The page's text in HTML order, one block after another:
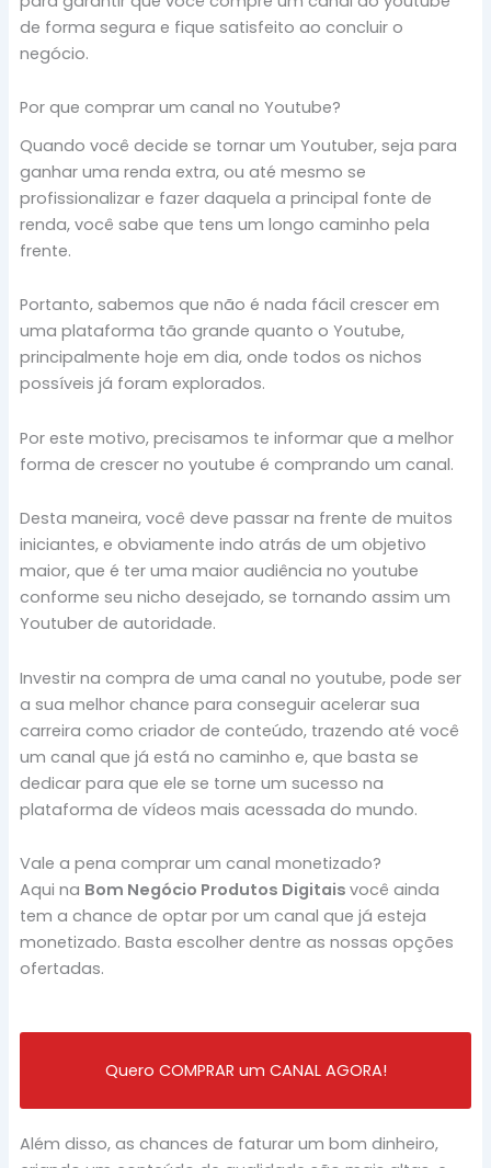
de forma segura e fique satisfeito ao concluir o
negócio.
Por que comprar um canal no Youtube?
Quando você decide se tornar um Youtuber, seja para
ganhar uma renda extra, ou até mesmo se
profissionalizar e fazer daquela a principal fonte de
renda, você sabe que tens um longo caminho pela
frente.
Portanto, sabemos que não é nada fácil crescer em
uma plataforma tão grande quanto o Youtube,
principalmente hoje em dia, onde todos os nichos
possíveis já foram explorados.
Por este motivo, precisamos te informar que a melhor
forma de crescer no youtube é comprando um canal.
Desta maneira, você deve passar na frente de muitos
iniciantes, e obviamente indo atrás de um objetivo
maior, que é ter uma maior audiência no youtube
conforme seu nicho desejado, se tornando assim um
Youtuber de autoridade.
Investir na compra de uma canal no youtube, pode ser
a sua melhor chance para conseguir acelerar sua
carreira como criador de conteúdo, trazendo até você
um canal que já está no caminho e, que basta se
dedicar para que ele se torne um sucesso na
plataforma de vídeos mais acessada do mundo.
Vale a pena comprar um canal monetizado?
Aqui na Bom Negócio Produtos Digitais você ainda
tem a chance de optar por um canal que já esteja
monetizado. Basta escolher dentre as nossas opções
ofertadas.
Quero COMPRAR um CANAL AGORA!
Além disso, as chances de faturar um bom dinheiro,